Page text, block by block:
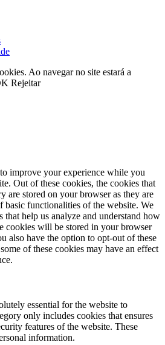
Ao navegar no site estará a
Rejeitar
improve your experience while you
Out of these cookies, the cookies that
are stored on your browser as they are
basic functionalities of the website. We
that help us analyze and understand how
cookies will be stored in your browser
also have the option to opt-out of these
of these cookies may have an effect
essential for the website to
only includes cookies that ensures
features of the website. These
information.